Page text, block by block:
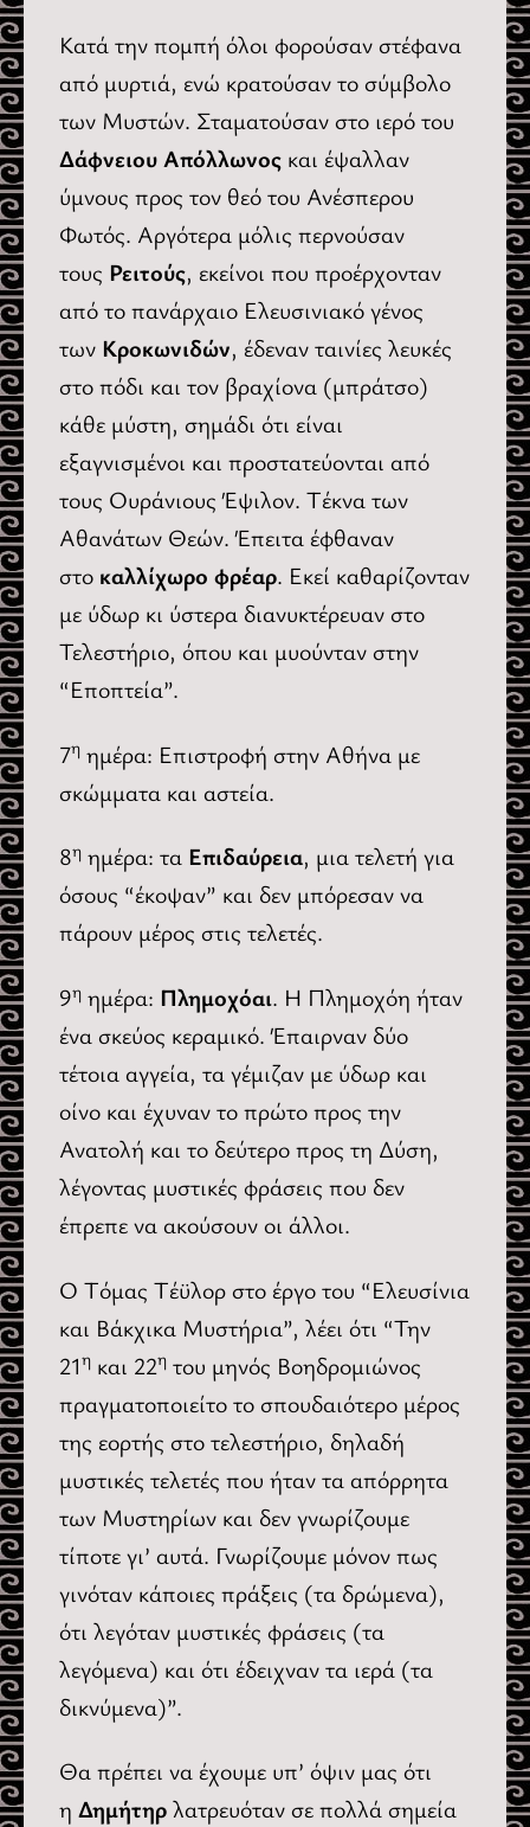
Κατά την πομπή όλοι φορούσαν στέφανα
από μυρτιά, ενώ κρατούσαν το σύμβολο
των Μυστών. Σταματούσαν στο ιερό του
Δάφνειου Απόλλωνος και έψαλλαν
ύμνους προς τον θεό του Ανέσπερου
Φωτός. Αργότερα μόλις περνούσαν
τους Ρειτούς, εκείνοι που προέρχονταν
από το πανάρχαιο Ελευσινιακό γένος
των Κροκωνιδών, έδεναν ταινίες λευκές
στο πόδι και τον βραχίονα (μπράτσο)
κάθε μύστη, σημάδι ότι είναι
εξαγνισμένοι και προστατεύονται από
τους Ουράνιους Έψιλον. Τέκνα των
Αθανάτων Θεών. Έπειτα έφθαναν
στο καλλίχωρο φρέαρ. Εκεί καθαρίζονταν
με ύδωρ κι ύστερα διανυκτέρευαν στο
Τελεστήριο, όπου και μυούνταν στην
“Εποπτεία”.
7η ημέρα: Επιστροφή στην Αθήνα με
σκώμματα και αστεία.
8η ημέρα: τα Επιδαύρεια, μια τελετή για
όσους “έκοψαν” και δεν μπόρεσαν να
πάρουν μέρος στις τελετές.
9η ημέρα: Πλημοχόαι. Η Πλημοχόη ήταν
ένα σκεύος κεραμικό. Έπαιρναν δύο
τέτοια αγγεία, τα γέμιζαν με ύδωρ και
οίνο και έχυναν το πρώτο προς την
Ανατολή και το δεύτερο προς τη Δύση,
λέγοντας μυστικές φράσεις που δεν
έπρεπε να ακούσουν οι άλλοι.
Ο Τόμας Τέϋλορ στο έργο του “Ελευσίνια
και Βάκχικα Μυστήρια”, λέει ότι “Την
21η και 22η του μηνός Βοηδρομιώνος
πραγματοποιείτο το σπουδαιότερο μέρος
της εορτής στο τελεστήριο, δηλαδή
μυστικές τελετές που ήταν τα απόρρητα
των Μυστηρίων και δεν γνωρίζουμε
τίποτε γι’ αυτά. Γνωρίζουμε μόνον πως
γινόταν κάποιες πράξεις (τα δρώμενα),
ότι λεγόταν μυστικές φράσεις (τα
λεγόμενα) και ότι έδειχναν τα ιερά (τα
δικνύμενα)”.
Θα πρέπει να έχουμε υπ’ όψιν μας ότι
η Δημήτηρλατρευόταν σε πολλά σημεία